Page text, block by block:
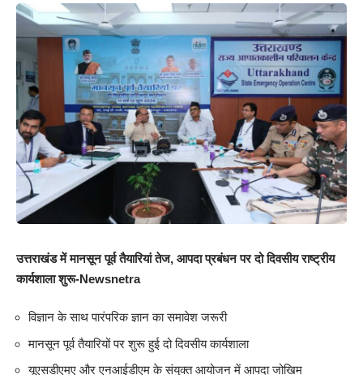
उत्तराखंड में मानसून पूर्व तैयारियां तेज, आपदा प्रबंधन पर दो दिवसीय राष्ट्रीय
कार्यशाला शुरू-Newsnetra
विज्ञान के साथ पारंपरिक ज्ञान का समावेश जरूरी
मानसून पूर्व तैयारियों पर शुरू हुई दो दिवसीय कार्यशाला
यूएसडीएमए और एनआईडीएम के संयुक्त आयोजन में आपदा जोखिम